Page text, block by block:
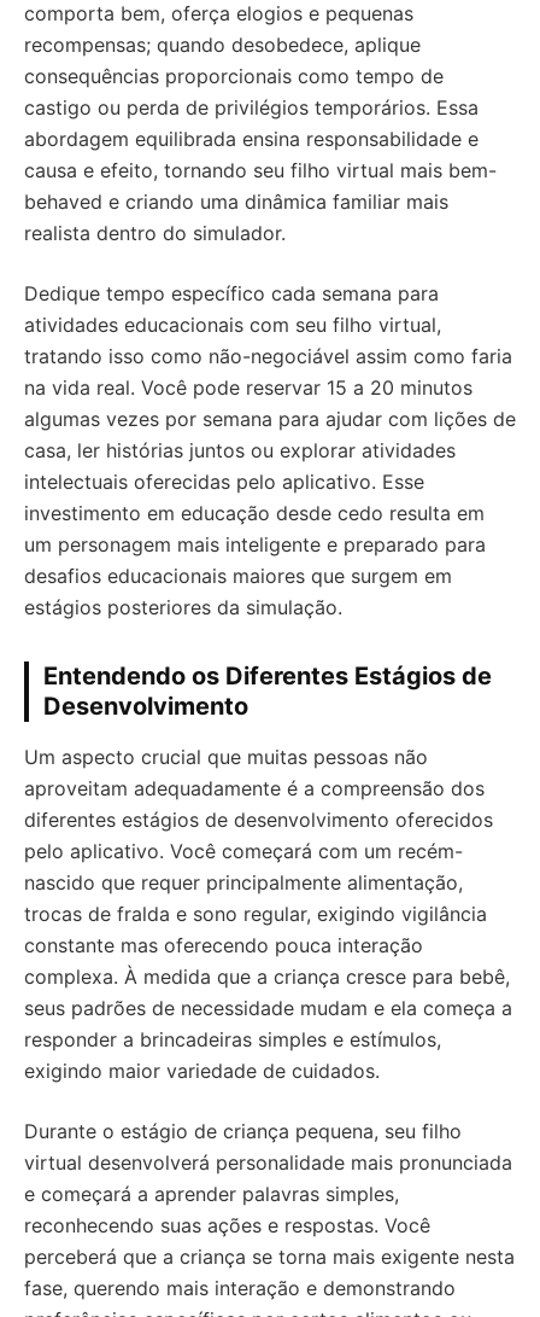
comporta bem, oferça elogios e pequenas
recompensas; quando desobedece, aplique
consequências proporcionais como tempo de
castigo ou perda de privilégios temporários. Essa
abordagem equilibrada ensina responsabilidade e
causa e efeito, tornando seu filho virtual mais bem-
behaved e criando uma dinâmica familiar mais
realista dentro do simulador.
Dedique tempo específico cada semana para
atividades educacionais com seu filho virtual,
tratando isso como não-negociável assim como faria
na vida real. Você pode reservar 15 a 20 minutos
algumas vezes por semana para ajudar com lições de
casa, ler histórias juntos ou explorar atividades
intelectuais oferecidas pelo aplicativo. Esse
investimento em educação desde cedo resulta em
um personagem mais inteligente e preparado para
desafios educacionais maiores que surgem em
estágios posteriores da simulação.
Entendendo os Diferentes Estágios de
Desenvolvimento
Um aspecto crucial que muitas pessoas não
aproveitam adequadamente é a compreensão dos
diferentes estágios de desenvolvimento oferecidos
pelo aplicativo. Você começará com um recém-
nascido que requer principalmente alimentação,
trocas de fralda e sono regular, exigindo vigilância
constante mas oferecendo pouca interação
complexa. À medida que a criança cresce para bebê,
seus padrões de necessidade mudam e ela começa a
responder a brincadeiras simples e estímulos,
exigindo maior variedade de cuidados.
Durante o estágio de criança pequena, seu filho
virtual desenvolverá personalidade mais pronunciada
e começará a aprender palavras simples,
reconhecendo suas ações e respostas. Você
perceberá que a criança se torna mais exigente nesta
fase, querendo mais interação e demonstrando